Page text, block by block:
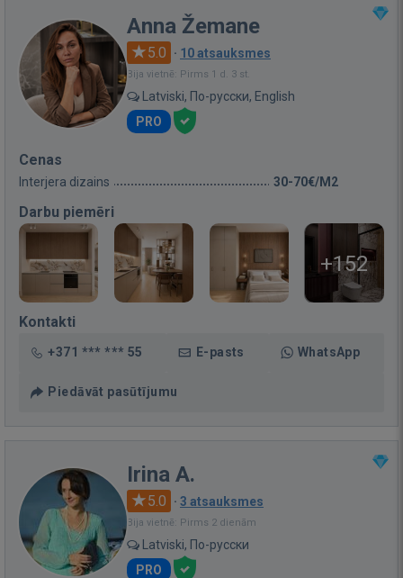
Anna Žemane
5.0 · 10 atsauksmes
Bija vietnē: Pirms 1 d. 3 st.
Latviski, По-русски, English
PRO
Cenas
Interjera dizains 30-70€/M2
Darbu piemēri
+152
Kontakti
+371 *** *** 55 E-pasts WhatsApp
Piedāvāt pasūtījumu
Irina A.
5.0 · 3 atsauksmes
Bija vietnē: Pirms 2 dienām
Latviski, По-русски
PRO